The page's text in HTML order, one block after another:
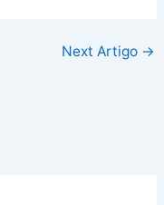
Next Artigo →